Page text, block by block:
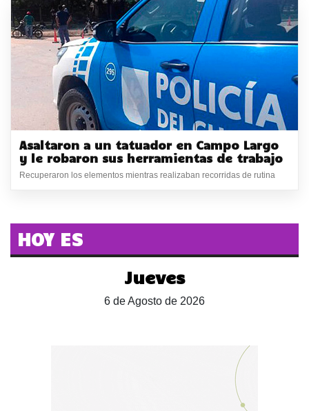
Asaltaron a un tatuador en Campo Largo
y le robaron sus herramientas de trabajo
Recuperaron los elementos mientras realizaban recorridas de rutina
HOY ES
Jueves
6 de Agosto de 2026